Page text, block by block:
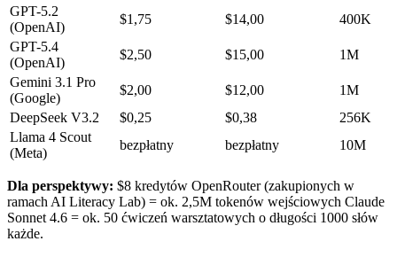
GPT-5.2
(OpenAI)
$1,75 $14,00
400K
GPT-5.4
(OpenAI)
$2,50 $15,00
1M
Gemini 3.1 Pro
(Google)
$2,00 $12,00
1M
DeepSeek V3.2
$0,25 $0,38
256K
Llama 4 Scout
(Meta)
bezpłatny bezpłatny 10M
Dla perspektywy: $8 kredytów OpenRouter (zakupionych w
ramach AI Literacy Lab) = ok. 2,5M tokenów wejściowych Claude
Sonnet 4.6 = ok. 50 ćwiczeń warsztatowych o długości 1000 słów
każde.